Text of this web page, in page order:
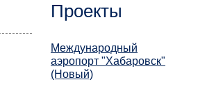
Проекты
Международный
аэропорт "Хабаровск"
(Новый)